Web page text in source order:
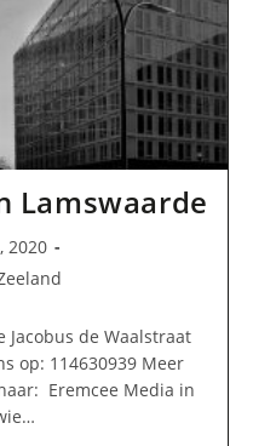
Lamswaarde
2020
Jacobus de Waalstraat
op: 114630939 Meer
Eremcee Media in